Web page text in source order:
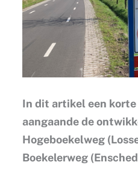
In dit artikel een
aangaande de
Hogeboekelweg
Boekelerweg